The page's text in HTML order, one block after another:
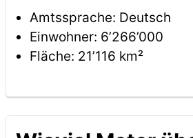
Amtssprache: Deutsch
Einwohner: 6’266’000
Fläche: 21’116 km²